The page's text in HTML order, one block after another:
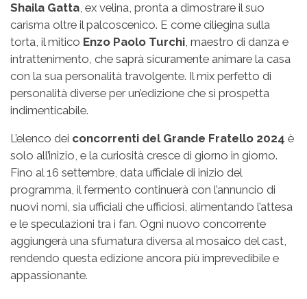
Shaila Gatta, ex velina, pronta a dimostrare il suo
carisma oltre il palcoscenico. E come ciliegina sulla
torta, il mitico Enzo Paolo Turchi, maestro di danza e
intrattenimento, che saprà sicuramente animare la casa
con la sua personalità travolgente. Il mix perfetto di
personalità diverse per un’edizione che si prospetta
indimenticabile.
L’elenco dei concorrenti del Grande Fratello 2024 è
solo all’inizio, e la curiosità cresce di giorno in giorno.
Fino al 16 settembre, data ufficiale di inizio del
programma, il fermento continuerà con l’annuncio di
nuovi nomi, sia ufficiali che ufficiosi, alimentando l’attesa
e le speculazioni tra i fan. Ogni nuovo concorrente
aggiungerà una sfumatura diversa al mosaico del cast,
rendendo questa edizione ancora più imprevedibile e
appassionante.